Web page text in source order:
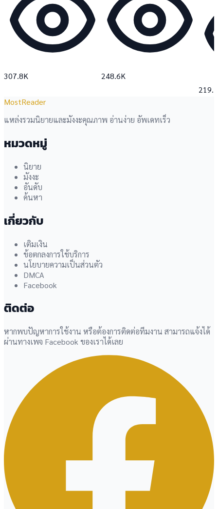
307.8K 248.6K
MostReader
แหล่งรวมนิยายและมังงะคุณภาพ อ่านง่าย อัพเดทเร็ว
หมวดหมู่
นิยาย
มังงะ
อันดับ
ค้นหา
เกี่ยวกับ
เติมเงิน
ข้อตกลงการใช้บริการ
นโยบายความเป็นส่วนตัว
DMCA
Facebook
ติดต่อ
หากพบปัญหาการใช้งาน หรือต้องการติดต่อทีมงาน สามารถแจ้งได้
ผ่านทางเพจ Facebook ของเราได้เลย